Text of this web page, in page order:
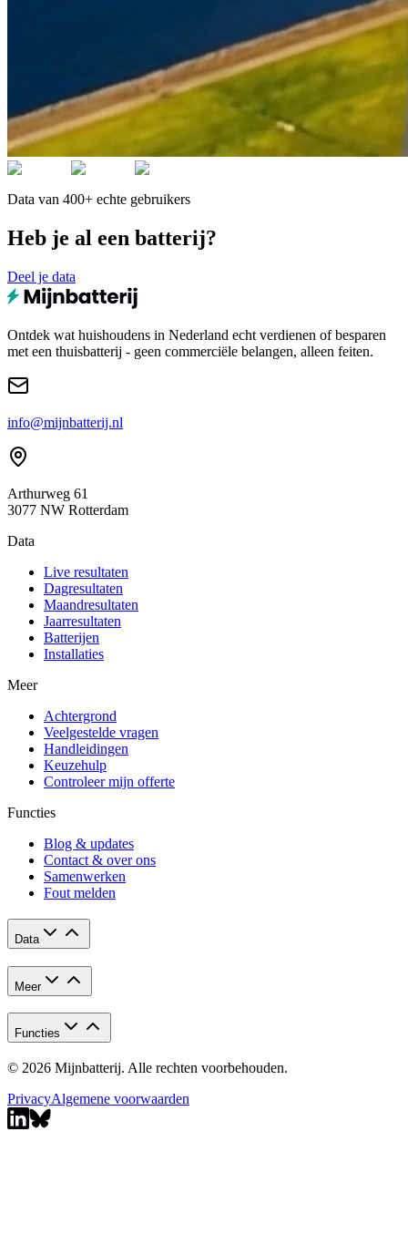
Data van 400+ echte gebruikers
Heb je al een batterij?
Deel je data
Ontdek wat huishoudens in Nederland echt verdienen of besparen
met een thuisbatterij - geen commerciële belangen, alleen feiten.
info@mijnbatterij.nl
Arthurweg 61
3077 NW Rotterdam
Data
Live resultaten
Dagresultaten
Maandresultaten
Jaarresultaten
Batterijen
Installaties
Meer
Achtergrond
Veelgestelde vragen
Handleidingen
Keuzehulp
Controleer mijn offerte
Functies
Blog & updates
Contact & over ons
Samenwerken
Fout melden
Data
Meer
Functies
© 2026 Mijnbatterij. Alle rechten voorbehouden.
PrivacyAlgemene voorwaarden